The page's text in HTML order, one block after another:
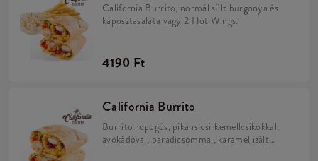
California Burrito, normál sült burgonya és
káposztasaláta vagy 2 Hot Wings.
4190 Ft
California Burrito
Burrito ropogós, pikáns csirkemellcsíkokkal,
avokádóval, paradicsommal, karamellizált